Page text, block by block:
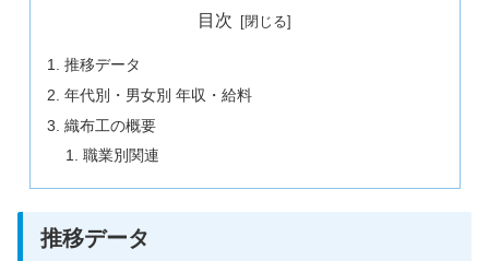
目次
推移データ
年代別・男女別 年収・給料
織布工の概要
職業別関連
推移データ